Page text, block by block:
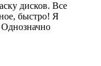
дисков. Все
быстро! Я
Однозначно